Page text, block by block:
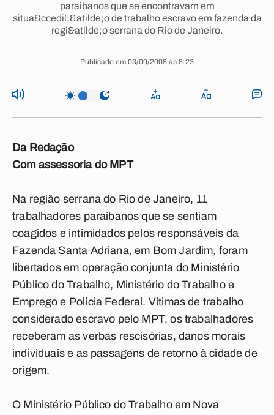
paraibanos que se encontravam em
situa&ccedil;&atilde;o de trabalho escravo em fazenda da
regi&atilde;o serrana do Rio de Janeiro.
Publicado em 03/09/2008 às 8:23
Da Redação
Com assessoria do MPT
Na região serrana do Rio de Janeiro, 11
trabalhadores paraibanos que se sentiam
coagidos e intimidados pelos responsáveis da
Fazenda Santa Adriana, em Bom Jardim, foram
libertados em operação conjunta do Ministério
Público do Trabalho, Ministério do Trabalho e
Emprego e Polícia Federal. Vítimas de trabalho
considerado escravo pelo MPT, os trabalhadores
receberam as verbas rescisórias, danos morais
individuais e as passagens de retorno à cidade de
origem.
O Ministério Público do Trabalho em Nova